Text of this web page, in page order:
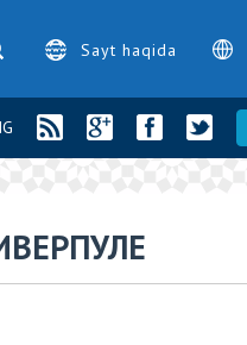
Sayt haqida